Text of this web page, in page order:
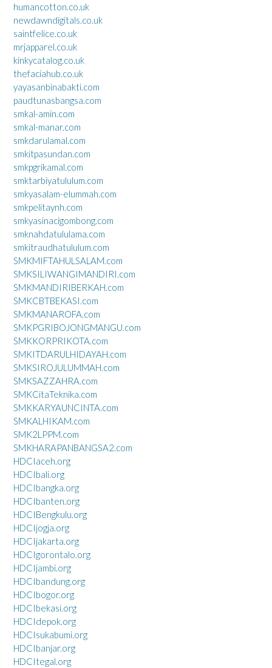
humancotton.co.uk
newdawndigitals.co.uk
saintfelice.co.uk
mrjapparel.co.uk
kinkycatalog.co.uk
thefaciahub.co.uk
yayasanbinabakti.com
paudtunasbangsa.com
smkal-amin.com
smkal-manar.com
smkdarulamal.com
smkitpasundan.com
smkpgrikamal.com
smktarbiyatululum.com
smkyasalam-elummah.com
smkpelitaynh.com
smkyasinacigombong.com
smknahdatululama.com
smkitraudhatululum.com
SMKMIFTAHULSALAM.com
SMKSILIWANGIMANDIRI.com
SMKMANDIRIBERKAH.com
SMKCBTBEKASI.com
SMKMANAROFA.com
SMKPGRIBOJONGMANGU.com
SMKKORPRIKOTA.com
SMKITDARULHIDAYAH.com
SMKSIROJULUMMAH.com
SMKSAZZAHRA.com
SMKCitaTeknika.com
SMKKARYAUNCINTA.com
SMKALHIKAM.com
SMK2LPPM.com
SMKHARAPANBANGSA2.com
HDCIaceh.org
HDCIbali.org
HDCIbangka.org
HDCIbanten.org
HDCIBengkulu.org
HDCIjogja.org
HDCIjakarta.org
HDCIgorontalo.org
HDCIjambi.org
HDCIbandung.org
HDCIbogor.org
HDCIbekasi.org
HDCIdepok.org
HDCIsukabumi.org
HDCIbanjar.org
HDCItegal.org